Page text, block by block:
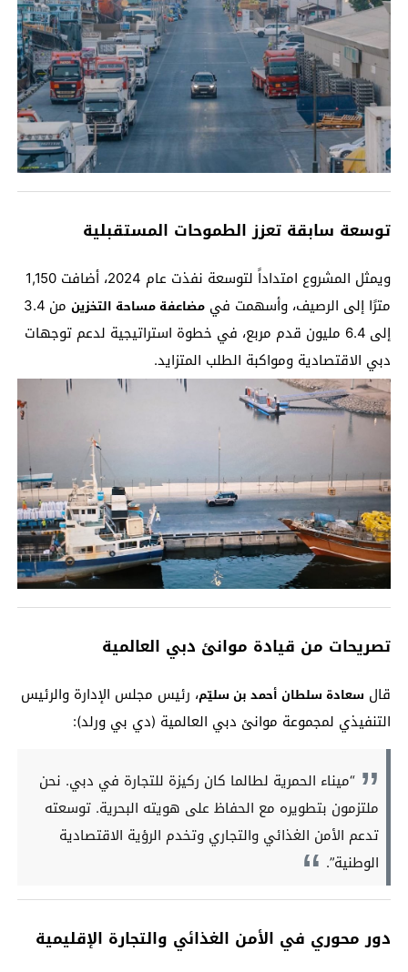
توسعة سابقة تعزز الطموحات المستقبلية
ويمثل المشروع امتداداً لتوسعة نفذت عام 2024، أضافت 1,150
مترًا إلى الرصيف، وأسهمت في مضاعفة مساحة التخزين
من 3.4
إلى 6.4 مليون قدم مربع، في خطوة استراتيجية لدعم توجهات
دبي الاقتصادية ومواكبة الطلب المتزايد.
تصريحات من قيادة موانئ دبي العالمية
قال سعادة سلطان أحمد بن سليّم، رئيس مجلس الإدارة والرئيس
التنفيذي لمجموعة موانئ دبي العالمية (دي بي ورلد):
“ميناء الحمرية لطالما كان ركيزة للتجارة في دبي. نحن
ملتزمون بتطويره مع الحفاظ على هويته البحرية. توسعته
تدعم الأمن الغذائي والتجاري وتخدم الرؤية الاقتصادية
الوطنية”.
دور محوري في الأمن الغذائي والتجارة الإقليمية